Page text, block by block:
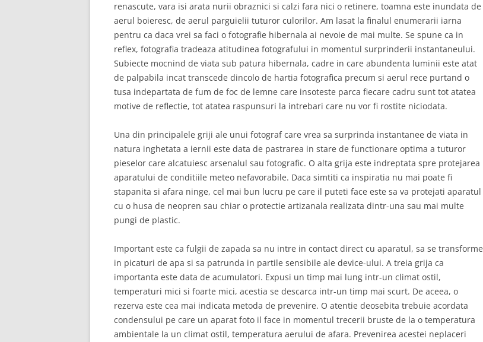
renascute, vara isi arata nurii obraznici si calzi fara nici o retinere, toamna este inundata de
aerul boieresc, de aerul parguielii tuturor culorilor. Am lasat la finalul enumerarii iarna
pentru ca daca vrei sa faci o fotografie hibernala ai nevoie de mai multe. Se spune ca in
reflex, fotografia tradeaza atitudinea fotografului in momentul surprinderii instantaneului.
Subiecte mocnind de viata sub patura hibernala, cadre in care abundenta luminii este atat
de palpabila incat transcede dincolo de hartia fotografica precum si aerul rece purtand o
tusa indepartata de fum de foc de lemne care insoteste parca fiecare cadru sunt tot atatea
motive de reflectie, tot atatea raspunsuri la intrebari care nu vor fi rostite niciodata.
Una din principalele griji ale unui fotograf care vrea sa surprinda instantanee de viata in
natura inghetata a iernii este data de pastrarea in stare de functionare optima a tuturor
pieselor care alcatuiesc arsenalul sau fotografic. O alta grija este indreptata spre protejarea
aparatului de conditiile meteo nefavorabile. Daca simtiti ca inspiratia nu mai poate fi
stapanita si afara ninge, cel mai bun lucru pe care il puteti face este sa va protejati aparatul
cu o husa de neopren sau chiar o protectie artizanala realizata dintr-una sau mai multe
pungi de plastic.
Important este ca fulgii de zapada sa nu intre in contact direct cu aparatul, sa se transforme
in picaturi de apa si sa patrunda in partile sensibile ale device-ului. A treia grija ca
importanta este data de acumulatori. Expusi un timp mai lung intr-un climat ostil,
temperaturi mici si foarte mici, acestia se descarca intr-un timp mai scurt. De aceea, o
rezerva este cea mai indicata metoda de prevenire. O atentie deosebita trebuie acordata
condensului pe care un aparat foto il face in momentul trecerii bruste de la o temperatura
ambientale la un climat ostil, temperatura aerului de afara. Prevenirea acestei neplaceri